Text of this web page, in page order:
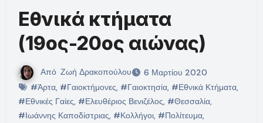
Εθνικά κτήματα
(19ος-20ος αιώνας)
Από Ζωή Δρακοπούλου
6 Μαρτίου 2020
#Άρτα, #Γαιοκτήμονες, #Γαιοκτησία, #Εθνικά Κτήματα,
#Εθνικές Γαίες, #Ελευθέριος Βενιζέλος, #Θεσσαλία,
#Ιωάννης Καποδίστριας, #Κολλήγοι, #Πολίτευμα,